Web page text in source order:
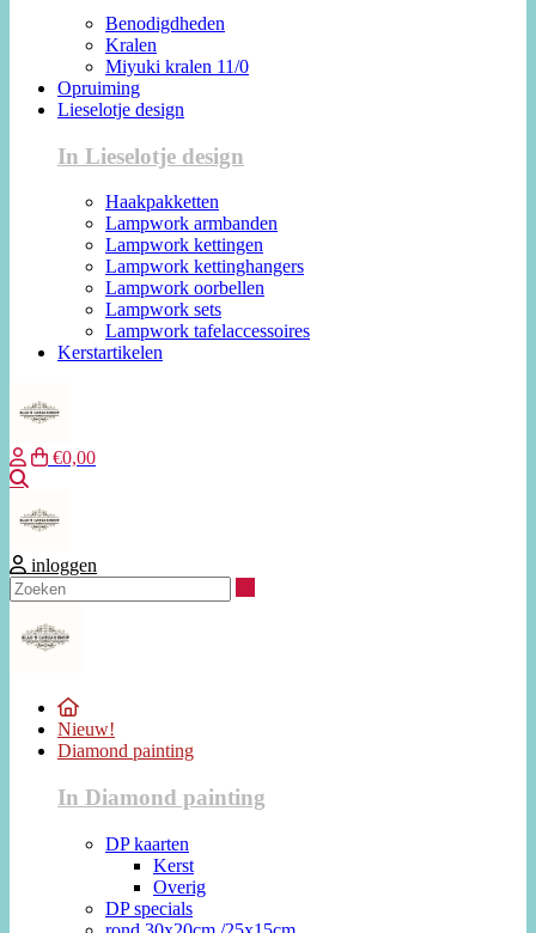
Benodigdheden
Kralen
Miyuki kralen 11/0
Opruiming
Lieselotje design
In Lieselotje design
Haakpakketten
Lampwork armbanden
Lampwork kettingen
Lampwork kettinghangers
Lampwork oorbellen
Lampwork sets
Lampwork tafelaccessoires
Kerstartikelen
€0,00
inloggen
Nieuw!
Diamond painting
In Diamond painting
DP kaarten
Kerst
Overig
DP specials